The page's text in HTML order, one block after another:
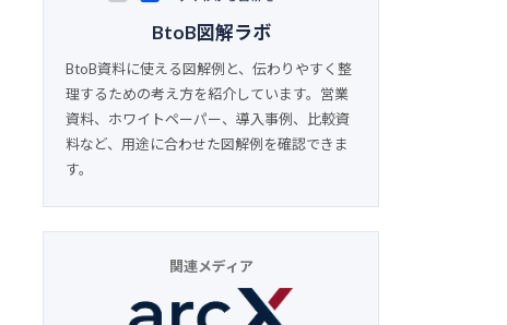
BtoB図解ラボ
BtoB資料に使える図解例と、伝わりやすく整
理するための考え方を紹介しています。営業
資料、ホワイトペーパー、導入事例、比較資
料など、用途に合わせた図解例を確認できま
す。
関連メディア